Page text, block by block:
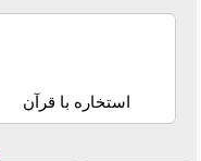
استخاره با قرآن